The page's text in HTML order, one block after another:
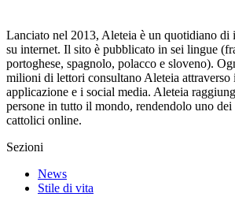
Lanciato nel 2013, Aleteia è un quotidiano di
su internet. Il sito è pubblicato in sei lingue
portoghese, spagnolo, polacco e sloveno).
milioni di lettori consultano Aleteia attraverso
applicazione e i social media. Aleteia
persone in tutto il mondo, rendendolo uno dei
cattolici online.
Sezioni
News
Stile di vita